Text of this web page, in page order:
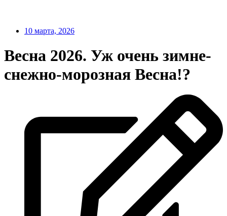
10 марта, 2026
Весна 2026. Уж очень зимне-
снежно-морозная Весна!?